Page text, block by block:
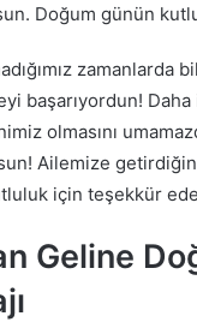
Doğum günün
zamanlarda
başarıyordun! Daha
olmasını
Ailemize
için teşekkür
Geline